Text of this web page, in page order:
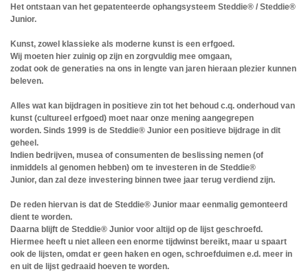
Het ontstaan van het gepatenteerde ophangsysteem Steddie® / Steddie®
Junior.
Kunst, zowel klassieke als moderne kunst is een erfgoed.
Wij moeten hier zuinig op zijn en zorgvuldig mee omgaan,
zodat ook de generaties na ons in lengte van jaren hieraan plezier kunnen
beleven.
Alles wat kan bijdragen in positieve zin tot het behoud c.q. onderhoud van
kunst (cultureel erfgoed) moet naar onze mening aangegrepen
worden. Sinds 1999 is de Steddie® Junior een positieve bijdrage in dit
geheel.
Indien bedrijven, musea of consumenten de beslissing nemen (of
inmiddels al genomen hebben) om te investeren in de Steddie®
Junior, dan zal deze investering binnen twee jaar terug verdiend zijn.
De reden hiervan is dat de Steddie® Junior maar eenmalig gemonteerd
dient te worden.
Daarna blijft de Steddie® Junior voor altijd op de lijst geschroefd.
Hiermee heeft u niet alleen een enorme tijdwinst bereikt, maar u spaart
ook de lijsten, omdat er geen haken en ogen, schroefduimen e.d. meer in
en uit de lijst gedraaid hoeven te worden.